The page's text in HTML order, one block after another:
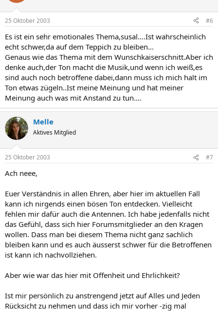
25 Oktober 2003 #6
Es ist ein sehr emotionales Thema,susal....Ist wahrscheinlich
echt schwer,da auf dem Teppich zu bleiben...
Genaus wie das Thema mit dem Wunschkaiserschnitt.Aber ich
denke auch,der Ton macht die Musik,und wenn ich weiß,es
sind auch noch betroffene dabei,dann muss ich mich halt im
Ton etwas zügeln..Ist meine Meinung und hat meiner
Meinung auch was mit Anstand zu tun....
Melle
Aktives Mitglied
25 Oktober 2003 #7
Ach neee,
Euer Verständnis in allen Ehren, aber hier im aktuellen Fall
kann ich nirgends einen bösen Ton entdecken. Vielleicht
fehlen mir dafür auch die Antennen. Ich habe jedenfalls nicht
das Gefühl, dass sich hier Forumsmitglieder an den Kragen
wollen. Dass man bei diesem Thema nicht ganz sachlich
bleiben kann und es auch äusserst schwer für die Betroffenen
ist kann ich nachvollziehen.
Aber wie war das hier mit Offenheit und Ehrlichkeit?
Ist mir persönlich zu anstrengend jetzt auf Alles und Jeden
Rücksicht zu nehmen und dass ich mir vorher -zig mal